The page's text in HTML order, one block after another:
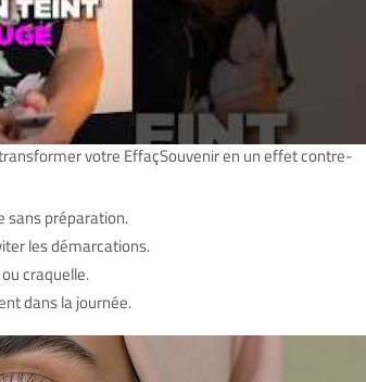
votre EffaçSouvenir en un effet contre-
sans préparation.
les démarcations.
craquelle.
dans la journée.